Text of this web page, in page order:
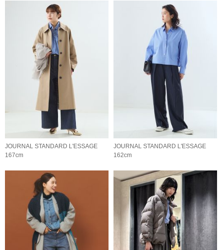
JOURNAL STANDARD L'ESSAGE
167cm
JOURNAL STANDARD L'ESSAGE
162cm